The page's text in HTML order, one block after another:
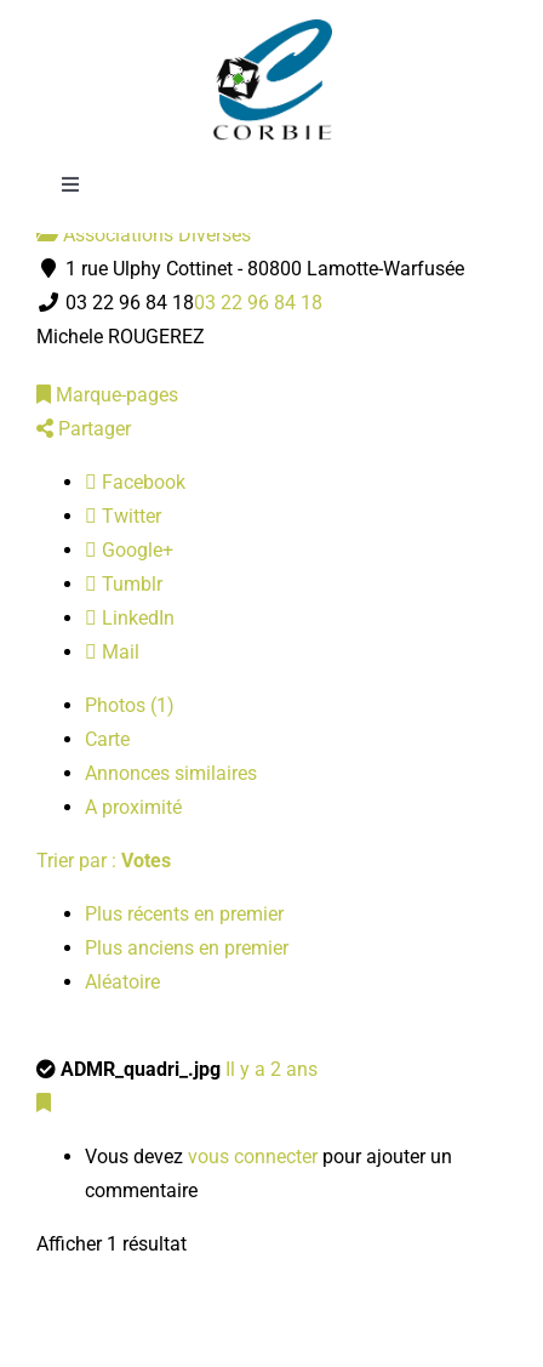
Toggle
Mairie
DÉMARCHES ADMINISTRATIVES
SERVICES MUNICIPAUX
PRATIQUE
PUBLICATIONS
ADMR
Associations Diverses
1 rue Ulphy Cottinet - 80800 Lamotte-Warfusée
03 22 96 84 1803 22 96 84 18
Michele ROUGEREZ
Marque-pages
Partager
Facebook
Twitter
Google+
Tumblr
LinkedIn
Mail
Photos (1)
Carte
Annonces similaires
A proximité
Trier par : Votes
Plus récents en premier
Plus anciens en premier
Aléatoire
ADMR_quadri_.jpg Il y a 2 ans
Vous devez vous connecterpour ajouter un
commentaire
Afficher 1 résultat